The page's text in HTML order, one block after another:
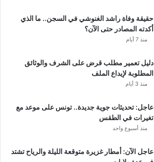
حقيقة وفاة راشد الغنوشي في السجن.. ما الذي
أكدته المصادر حتى الآن؟
منذ 7 أيام
دليل تعمير مطلب قرض على الشرف والوثائق
المطلوبة لإيداع الملف
منذ 3 أيام
عاجل: تحديثات جوية جديدة.. تونس على موعد مع
تغيرات في الطقس
منذ أسبوع واحد
عاجل الآن: أمطار غزيرة متوقعة الليلة والرياح تشتد